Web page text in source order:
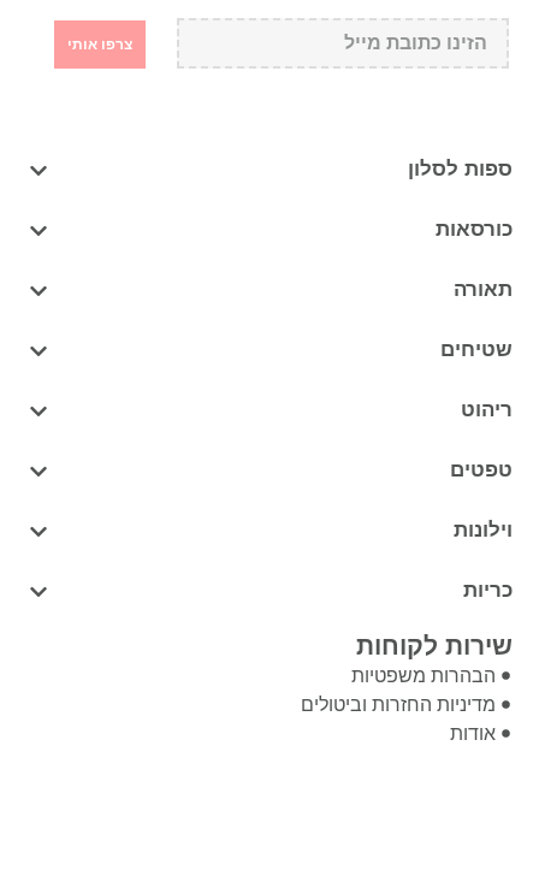
צרפו אותי
ספות לסלון
כורסאות
תאורה
שטיחים
ריהוט
טפטים
וילונות
כריות
שירות לקוחות
הבהרות משפטיות
מדיניות החזרות וביטולים
אודות